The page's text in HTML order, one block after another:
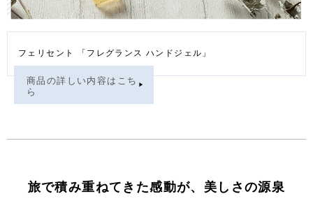
フェリセント 「フレグランス ハンドジェル」
商品の詳しい内容はこち
ら
旅で積み重ねてきた感動が、美しさの源泉